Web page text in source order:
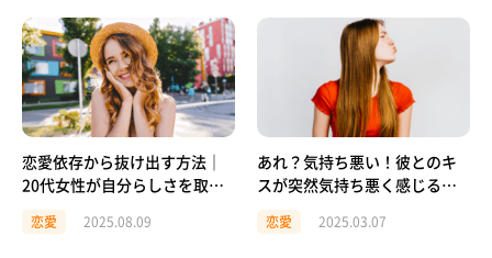
恋愛依存から抜け出す方法｜
20代女性が自分らしさを取り
恋愛 2025.08.09
あれ？気持ち悪い！彼とのキ
スが突然気持ち悪く感じる理
恋愛 2025.03.07